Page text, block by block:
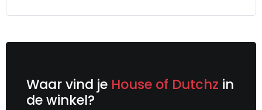
Waar vind je House of Dutchz in
de winkel?